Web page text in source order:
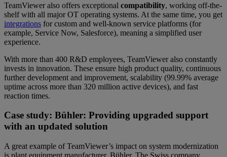
TeamViewer also offers exceptional compatibility, working off-the-
shelf with all major OT operating systems. At the same time, you get
integrations for custom and well-known service platforms (for
example, Service Now, Salesforce), meaning a simplified user
experience.
With more than 400 R&D employees, TeamViewer also constantly
invests in innovation. These ensure high product quality, continuous
further development and improvement, scalability (99.99% average
uptime across more than 320 million active devices), and fast
reaction times.
Case study: Bühler: Providing upgraded support
with an updated solution
A great example of TeamViewer’s impact on system modernization
is plant equipment manufacturer, Bühler. The Swiss company